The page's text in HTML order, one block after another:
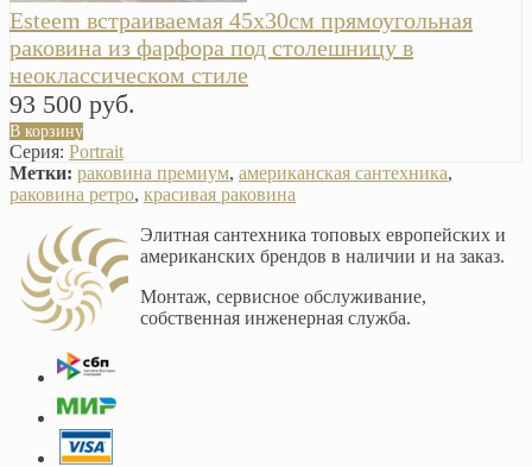
Esteem встраиваемая 45х30см прямоугольная
раковина из фарфора под столешницу в
неоклассическом стиле
93 500 руб.
В корзину
Серия: Portrait
Метки: раковина премиум, американская сантехника,
раковина ретро, красивая раковина
Элитная сантехника топовых европейских и
американских брендов в наличии и на заказ.
Монтаж, сервисное обслуживание,
собственная инженерная служба.